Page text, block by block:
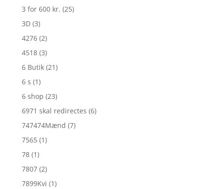
3 for 600 kr. (25)
3D (3)
4276 (2)
4518 (3)
6 Butik (21)
6 s (1)
6 shop (23)
6971 skal redirectes (6)
747474Mænd (7)
7565 (1)
78 (1)
7807 (2)
7899Kvi (1)